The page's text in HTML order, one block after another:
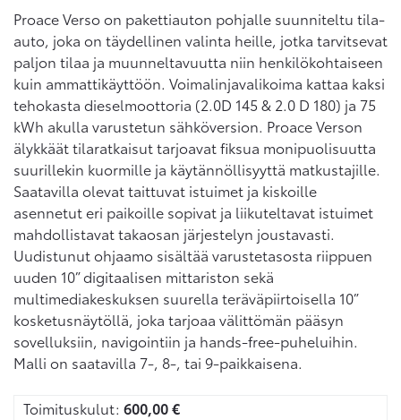
Proace Verso on pakettiauton pohjalle suunniteltu tila-
auto, joka on täydellinen valinta heille, jotka tarvitsevat
paljon tilaa ja muunneltavuutta niin henkilökohtaiseen
kuin ammattikäyttöön. Voimalinjavalikoima kattaa kaksi
tehokasta dieselmoottoria (2.0D 145 & 2.0 D 180) ja 75
kWh akulla varustetun sähköversion. Proace Verson
älykkäät tilaratkaisut tarjoavat fiksua monipuolisuutta
suurillekin kuormille ja käytännöllisyyttä matkustajille.
Saatavilla olevat taittuvat istuimet ja kiskoille
asennetut eri paikoille sopivat ja liikuteltavat istuimet
mahdollistavat takaosan järjestelyn joustavasti.
Uudistunut ohjaamo sisältää varustetasosta riippuen
uuden 10” digitaalisen mittariston sekä
multimediakeskuksen suurella teräväpiirtoisella 10”
kosketusnäytöllä, joka tarjoaa välittömän pääsyn
sovelluksiin, navigointiin ja hands-free-puheluihin.
Malli on saatavilla 7-, 8-, tai 9-paikkaisena.
Toimituskulut: 600,00€